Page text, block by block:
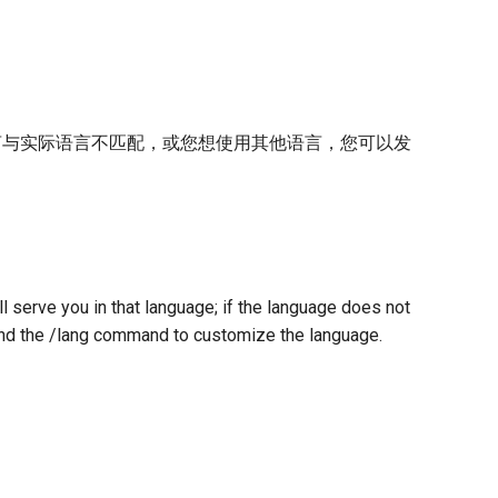
实际语言不匹配，或您想使用其他语言，您可以发
you in that language; if the language does not
the /lang command to customize the language.